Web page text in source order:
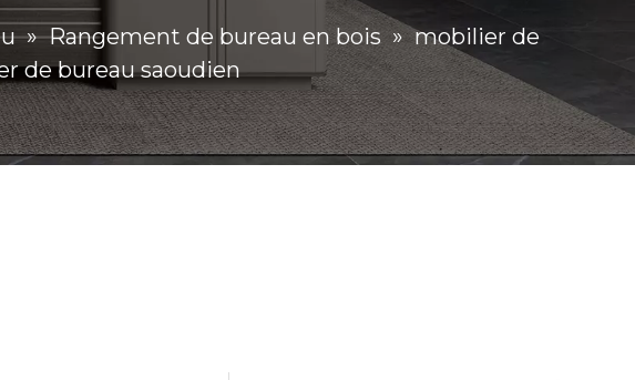
» Rangement de bureau en bois » mobilier de
de bureau saoudien